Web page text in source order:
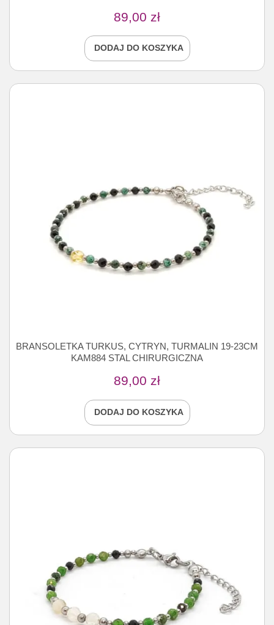
89,00 zł
DODAJ DO KOSZYKA
BRANSOLETKA TURKUS, CYTRYN, TURMALIN 19-23CM
KAM884 STAL CHIRURGICZNA
89,00 zł
DODAJ DO KOSZYKA